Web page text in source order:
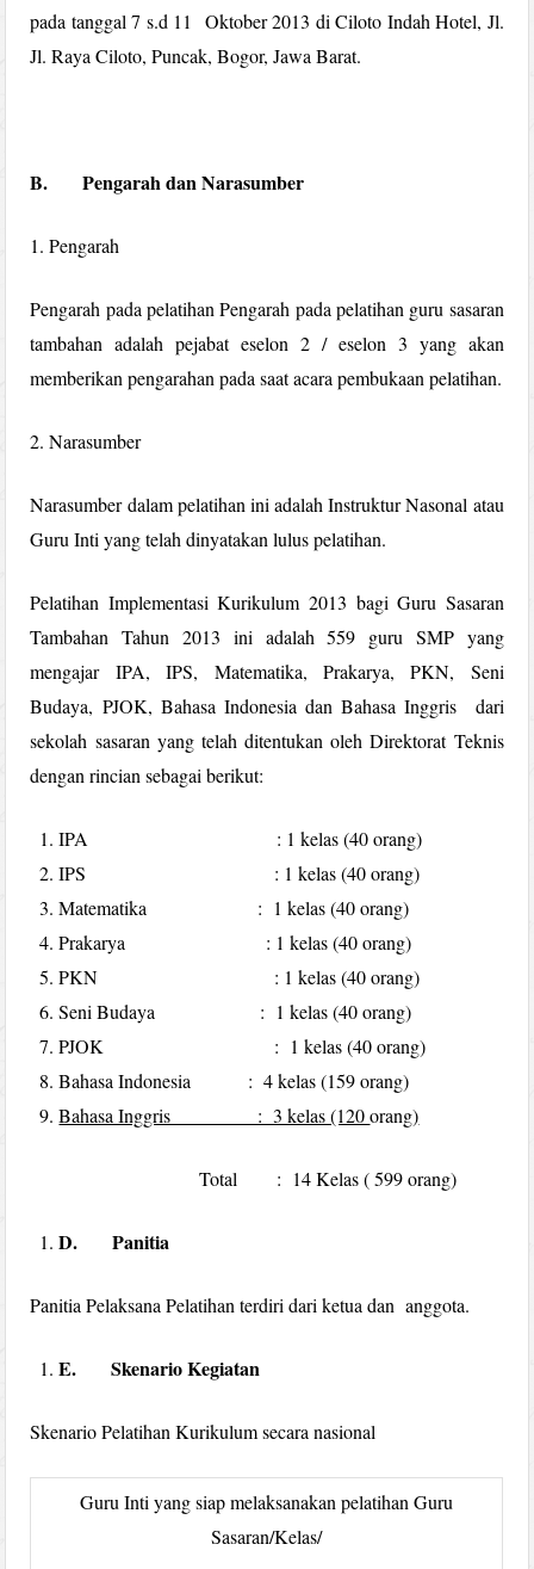
pada tanggal 7 s.d 11 Oktober 2013 di Ciloto Indah Hotel, Jl.
Jl. Raya Ciloto, Puncak, Bogor, Jawa Barat.
B.Pengarah dan Narasumber
1. Pengarah
Pengarah pada pelatihan Pengarah pada pelatihan guru sasaran
tambahan adalah pejabat eselon 2 / eselon 3 yang akan
memberikan pengarahan pada saat acara pembukaan pelatihan.
2. Narasumber
Narasumber dalam pelatihan ini adalah Instruktur Nasonal atau
Guru Inti yang telah dinyatakan lulus pelatihan.
Pelatihan Implementasi Kurikulum 2013 bagi Guru Sasaran
Tambahan Tahun 2013 ini adalah 559 guru SMP yang
mengajar IPA, IPS, Matematika, Prakarya, PKN, Seni
Budaya, PJOK, Bahasa Indonesia dan Bahasa Inggris dari
sekolah sasaran yang telah ditentukan oleh Direktorat Teknis
dengan rincian sebagai berikut:
IPA : 1 kelas (40 orang)
IPS : 1 kelas (40 orang)
Matematika : 1 kelas (40 orang)
Prakarya : 1 kelas (40 orang)
PKN : 1 kelas (40 orang)
Seni Budaya : 1 kelas (40 orang)
PJOK : 1 kelas (40 orang)
Bahasa Indonesia : 4 kelas (159 orang)
Bahasa Inggris : 3 kelas (120orang)
Total : 14 Kelas ( 599 orang)
D.Panitia
Panitia Pelaksana Pelatihan terdiri dari ketua dan anggota.
E.Skenario Kegiatan
Skenario Pelatihan Kurikulum secara nasional
Guru Inti yang siap melaksanakan pelatihan Guru
Sasaran/Kelas/